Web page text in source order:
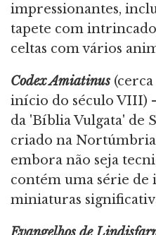
impressionantes,
tapete com
celtas com vários
Codex Amiatinus
início do século VIII)
da 'Bíblia Vulgata' de
criado na
embora não seja
contém uma série de
miniaturas
Evangelhos de